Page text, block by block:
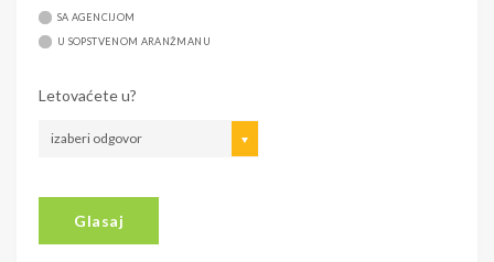
SA AGENCIJOM
U SOPSTVENOM ARANŽMANU
Letovaćete u?
izaberi odgovor
Glasaj